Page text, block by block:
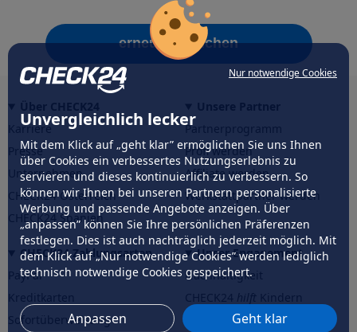
Nur notwendige Cookies
Unvergleichlich lecker
Mit dem Klick auf „geht klar” ermöglichen Sie uns Ihnen
über Cookies ein verbessertes Nutzungserlebnis zu
servieren und dieses kontinuierlich zu verbessern. So
können wir Ihnen bei unseren Partnern personalisierte
Werbung und passende Angebote anzeigen. Über
„anpassen” können Sie Ihre persönlichen Präferenzen
festlegen. Dies ist auch nachträglich jederzeit möglich. Mit
dem Klick auf „Nur notwendige Cookies” werden lediglich
technisch notwendige Cookies gespeichert.
Anpassen Geht klar
erneut versuchen
Karriere
Presse
Unternehmen
CHECK24 Österreich
CHECK24 Spanien
Partnerprogramm
Profi werden
Affiliate werden
Werkstattpartner werden
CHECK24 Zahlungsarten
PayPal
Sofortüberweisung
Unser Engagement
Nachhaltigkeit
CHECK24hilftder Natur